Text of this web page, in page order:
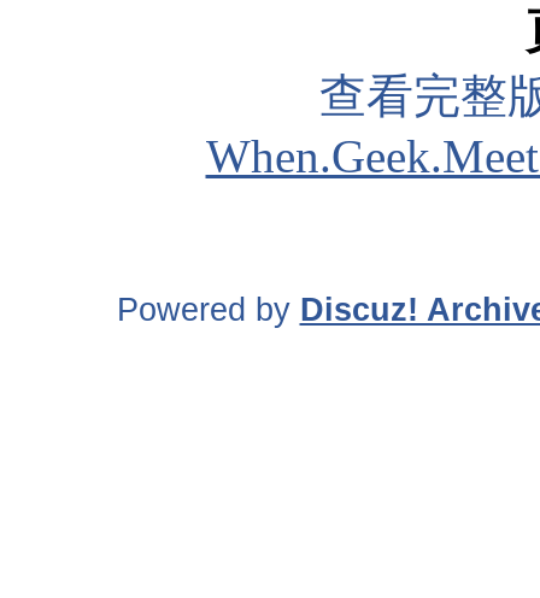
查看完整
Powered by Discuz!